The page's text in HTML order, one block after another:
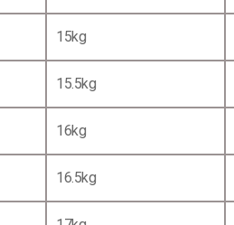
15kg
15.5kg
16kg
16.5kg